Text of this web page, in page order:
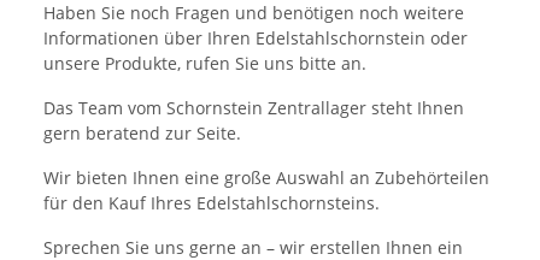
Haben Sie noch Fragen und benötigen noch weitere
Informationen über Ihren Edelstahlschornstein oder
unsere Produkte, rufen Sie uns bitte an.
Das Team vom Schornstein Zentrallager steht Ihnen
gern beratend zur Seite.
Wir bieten Ihnen eine große Auswahl an Zubehörteilen
für den Kauf Ihres Edelstahlschornsteins.
Sprechen Sie uns gerne an – wir erstellen Ihnen ein